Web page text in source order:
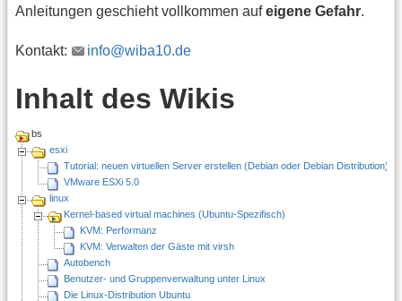
Anleitungen geschieht vollkommen aufeigene Gefahr.
Kontakt: info@wiba10.de
Inhalt des Wikis
bs
esxi
Tutorial: neuen virtuellen Server erstellen (Debian oder Debian Distribution)
VMware ESXi 5.0
linux
Kernel-based virtual machines (Ubuntu-Spezifisch)
KVM: Performanz
KVM: Verwalten der Gäste mit virsh
Autobench
Benutzer- und Gruppenverwaltung unter Linux
Die Linux-Distribution Ubuntu